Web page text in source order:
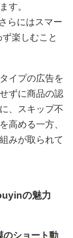
す。
らにはスマー
楽しむこと
イプの広告を
ずに商品の認
、スキップ不
高める一方、
みが取られて
の魅力
ショート動